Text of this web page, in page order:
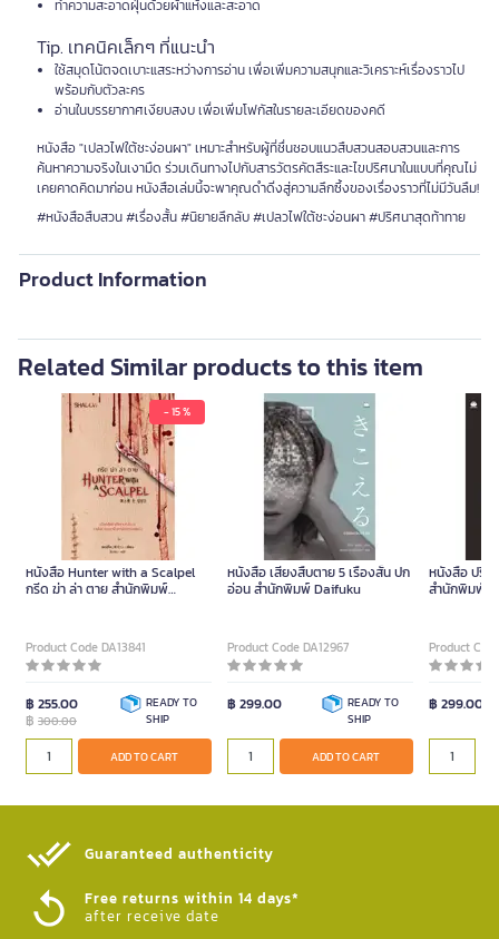
ทำความสะอาดฝุ่นด้วยผ้าแห้งและสะอาด
Tip. เทคนิคเล็กๆ ที่แนะนำ
ใช้สมุดโน้ตจดเบาะแสระหว่างการอ่าน เพื่อเพิ่มความสนุกและวิเคราะห์เรื่องราวไป
พร้อมกับตัวละคร
อ่านในบรรยากาศเงียบสงบ เพื่อเพิ่มโฟกัสในรายละเอียดของคดี
หนังสือ "เปลวไฟใต้ชะง่อนผา" เหมาะสำหรับผู้ที่ชื่นชอบแนวสืบสวนสอบสวนและการ
ค้นหาความจริงในเงามืด ร่วมเดินทางไปกับสารวัตรคัตสึระและไขปริศนาในแบบที่คุณไม่
เคยคาดคิดมาก่อน หนังสือเล่มนี้จะพาคุณดำดิ่งสู่ความลึกซึ้งของเรื่องราวที่ไม่มีวันลืม!
#หนังสือสืบสวน #เรื่องสั้น #นิยายลึกลับ #เปลวไฟใต้ชะง่อนผา #ปริศนาสุดท้าทาย
Product Information
Related Similar products to this item
- 15 %
หนังสือ Hunter with a Scalpel
กรีด ฆ่า ล่า ตาย สำนักพิมพ์
Product Code DA13841
฿ 255.00
฿ 300.00
READY TO
SHIP
ADD TO CART
หนังสือ เสียงสืบตาย 5 เรื่องสั้น ปก
อ่อน สำนักพิมพ์ Daifuku
Product Code DA12967
฿ 299.00
READY TO
SHIP
ADD TO CART
หนังสือ ปริศ
สำนักพิมพ์
Product
฿ 299.00
Guaranteed authenticity​
Free returns within 14 days*
after receive date